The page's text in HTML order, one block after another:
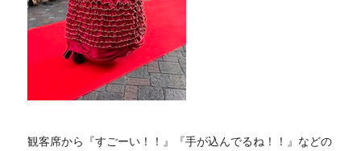
観客席から『すごーい！！』『手が込んでるね！！』などの